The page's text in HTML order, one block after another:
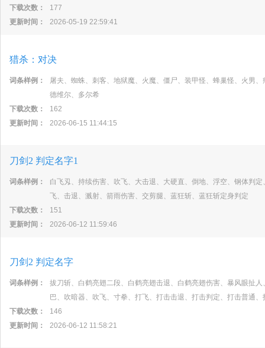
下载次数：
177
更新时间：
2026-05-19 22:59:41
猎杀：对决
词条样例：
屠夫、蜘蛛、刺客、地狱魔、火魔、僵尸、装甲怪、蜂巢怪、火男
德维尔、多尔希
下载次数：
162
更新时间：
2026-06-15 11:44:15
刀剑2 判定名字1
词条样例：
白飞刄、持续伤害、吹飞、大击退、大硬直、倒地、浮空、钢体判
飞、击退、溅射、箭雨伤害、交剪腿、蓝狂斩、蓝狂斩定身判定
下载次数：
151
更新时间：
2026-06-12 11:59:46
刀剑2 判定名字
词条样例：
拔刀斩、白鹤亮翅二段、白鹤亮翅击退、白鹤亮翅伤害、暴风眼扯
巴、吹暗器、吹飞、寸拳、打飞、打击击退、打击判定、打击普通
下载次数：
146
更新时间：
2026-06-12 11:58:21